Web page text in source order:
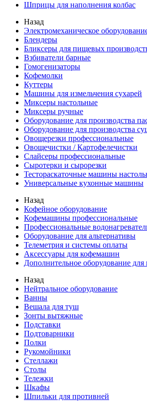
Шприцы для наполнения колбас
Назад
Электромеханическое
Блендеры
Бликсеры для пищевых
Взбиватели барные
Гомогенизаторы
Кофемолки
Куттеры
Машины для измельчения сухарей
Миксеры настольные
Миксеры ручные
Оборудование для производства
Оборудование для производства
Овощерезки профессиональные
Овощечистки / Картофелечистки
Слайсеры профессиональные
Сыротерки и сырорезки
Тестораскаточные машины
Универсальные кухонные машины
Назад
Кофейное оборудование
Кофемашины профессиональные
Профессиональные
Оборудование для альтернативы
Телеметрия и системы оплаты
Аксессуары для кофемашин
Дополнительное оборудование
Назад
Нейтральное оборудование
Ванны
Вешала для туш
Зонты вытяжные
Подставки
Подтоварники
Полки
Рукомойники
Стеллажи
Столы
Тележки
Шкафы
Шпильки для противней